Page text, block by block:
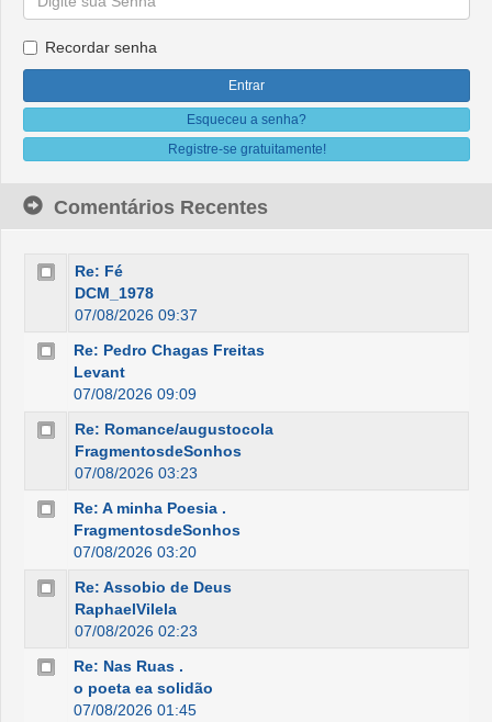
Recordar senha
Esqueceu a senha?
Registre-se gratuitamente!
Comentários Recentes
Re: Fé
DCM_1978
07/08/2026 09:37
Re: Pedro Chagas Freitas
Levant
07/08/2026 09:09
Re: Romance/augustocola
FragmentosdeSonhos
07/08/2026 03:23
Re: A minha Poesia .
FragmentosdeSonhos
07/08/2026 03:20
Re: Assobio de Deus
RaphaelVilela
07/08/2026 02:23
Re: Nas Ruas .
o poeta ea solidão
07/08/2026 01:45